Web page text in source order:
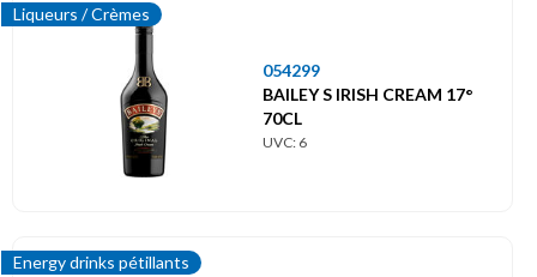
Liqueurs / Crèmes
054299
BAILEY S IRISH CREAM 17°
70CL
UVC: 6
Energy drinks pétillants